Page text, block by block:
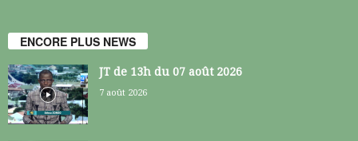
ENCORE PLUS NEWS
JT de 13h du 07 août 2026
7 août 2026